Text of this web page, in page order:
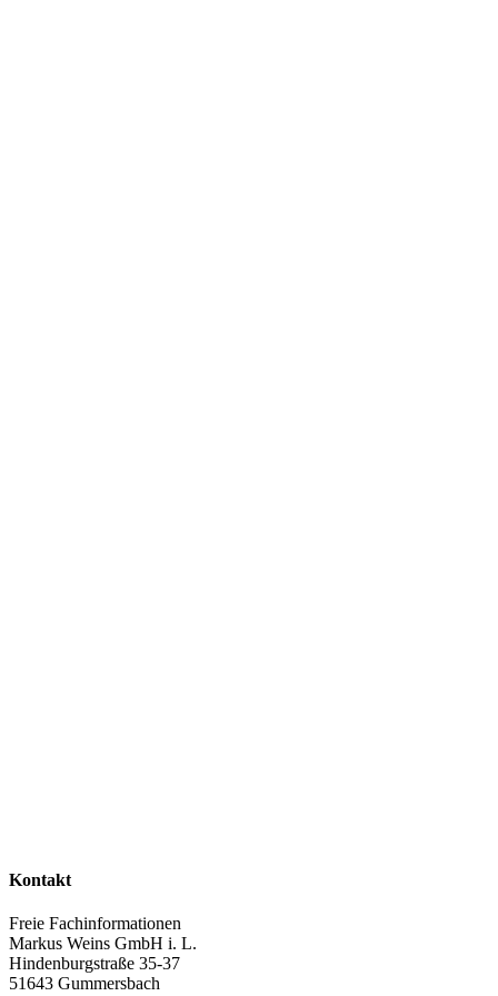
Kontakt
Freie Fachinformationen
Markus Weins GmbH i. L.
Hindenburgstraße 35-37
51643 Gummersbach